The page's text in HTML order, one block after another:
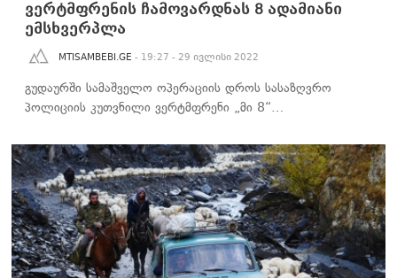
ვერტმფრენის ჩამოვარდნას 8 ადამიანი
ემსხვერპლა
MTISAMBEBI.GE - 19:27 - 29 ივლისი 2022
გუდაურში სამაშველო ოპერაციის დროს სასაზღვრო
პოლიციის კუთვნილი ვერტმფრენი „მი 8“…